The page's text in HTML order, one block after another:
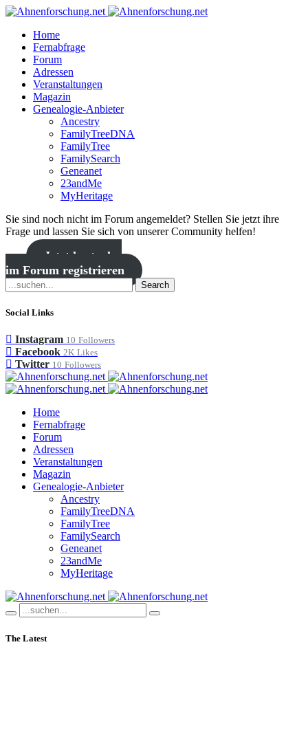
Home
Fernabfrage
Forum
Adressen
Veranstaltungen
Magazin
Genealogie-Anbieter
Ancestry
FamilyTreeDNA
FamilyTree
FamilySearch
Geneanet
23andMe
MyHeritage
Sie sind noch nicht im Forum angemeldet? Stellen Sie jetzt ihre
Frage und lassen Sie sich von unserer Community helfen!
Jetzt kostenlos
im Forum registrieren
Search
Social Links
Instagram 10 Followers
Facebook 2K Likes
Twitter 10 Followers
Home
Fernabfrage
Forum
Adressen
Veranstaltungen
Magazin
Genealogie-Anbieter
Ancestry
FamilyTreeDNA
FamilyTree
FamilySearch
Geneanet
23andMe
MyHeritage
The Latest